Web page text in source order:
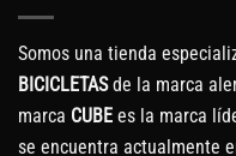
Somos una tienda
BICICLETASde la marca
marca CUBE es la marca
se encuentra actualmente